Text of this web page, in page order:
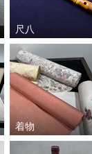
尺八
着物